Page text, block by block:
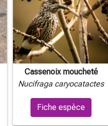
Cassenoix moucheté
Nucifraga caryocatactes
Fiche espèce